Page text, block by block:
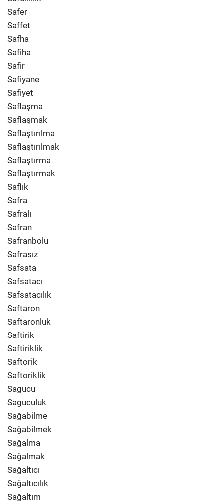
Safer
Saffet
Safha
Safiha
Safir
Safiyane
Safiyet
Saflaşma
Saflaşmak
Saflaştırılma
Saflaştırılmak
Saflaştırma
Saflaştırmak
Saflık
Safra
Safralı
Safran
Safranbolu
Safrasız
Safsata
Safsatacı
Safsatacılık
Saftaron
Saftaronluk
Saftirik
Saftiriklik
Saftorik
Saftoriklik
Sagucu
Saguculuk
Sağabilme
Sağabilmek
Sağalma
Sağalmak
Sağaltıcı
Sağaltıcılık
Sağaltım